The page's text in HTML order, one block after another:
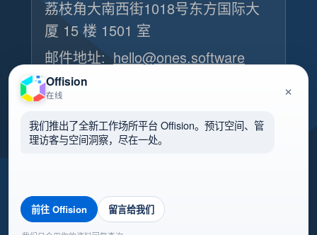
荔枝角大南西街1018号东方国际大
厦 15 楼 1501 室
邮件地址: hello@ones.software
电话号码:
©2026 ONES Software Ltd. All
Offision
在线 ×
我们推出了全新工作场所平台 Offision。预订空间、管
理访客与空间洞察，尽在一处。
前往 Offision 留言给我们